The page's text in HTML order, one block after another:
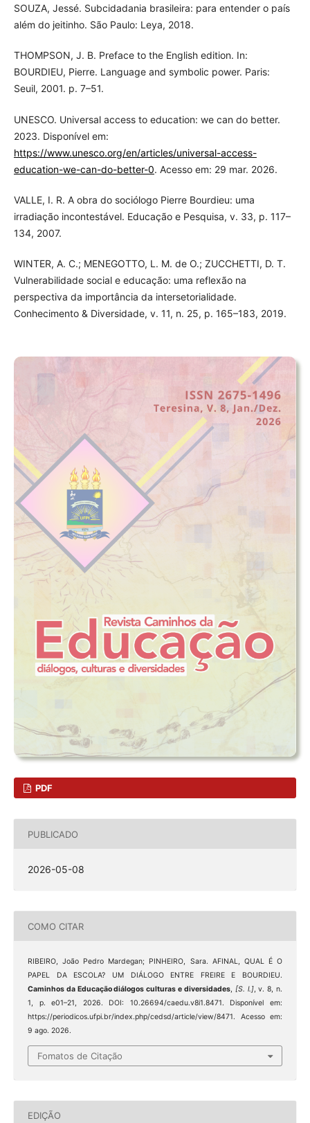
SOUZA, Jessé. Subcidadania brasileira: para entender o país
além do jeitinho. São Paulo: Leya, 2018.
THOMPSON, J. B. Preface to the English edition. In:
BOURDIEU, Pierre. Language and symbolic power. Paris:
Seuil, 2001. p. 7–51.
UNESCO. Universal access to education: we can do better.
2023. Disponível em:
https://www.unesco.org/en/articles/universal-access-
education-we-can-do-better-0. Acesso em: 29 mar. 2026.
VALLE, I. R. A obra do sociólogo Pierre Bourdieu: uma
irradiação incontestável. Educação e Pesquisa, v. 33, p. 117–
134, 2007.
WINTER, A. C.; MENEGOTTO, L. M. de O.; ZUCCHETTI, D. T.
Vulnerabilidade social e educação: uma reflexão na
perspectiva da importância da intersetorialidade.
Conhecimento & Diversidade, v. 11, n. 25, p. 165–183, 2019.
PDF
PUBLICADO
2026-05-08
COMO CITAR
RIBEIRO, João Pedro Mardegan; PINHEIRO, Sara. AFINAL, QUAL É O
PAPEL DA ESCOLA? UM DIÁLOGO ENTRE FREIRE E BOURDIEU.
Caminhos da Educação diálogos culturas e diversidades, [S. l.], v. 8, n.
1, p. e01–21, 2026. DOI: 10.26694/caedu.v8i1.8471. Disponível em:
https://periodicos.ufpi.br/index.php/cedsd/article/view/8471. Acesso em:
9 ago. 2026.
Fomatos de Citação
EDIÇÃO